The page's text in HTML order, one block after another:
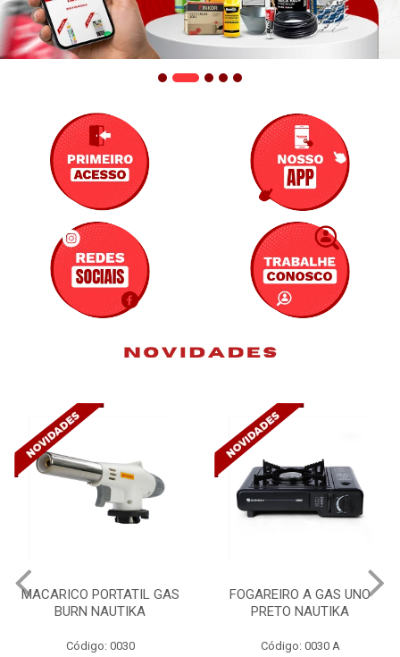
MACARICO PORTATIL GAS
BURN NAUTIKA
Código: 0030
FOGAREIRO A GAS UNO
PRETO NAUTIKA
Código: 0030 A